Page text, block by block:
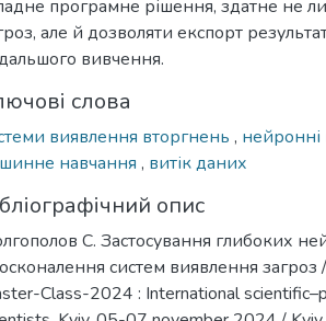
програмне рішення, здатне не
але й дозволяти експорт
вивчення.
слова
виявлення вторгнень ,
навчання , витік даних
опис
С. Застосування глибоких
систем виявлення
Class-2024 : International